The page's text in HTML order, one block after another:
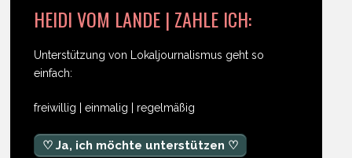
HEIDI VOM LANDE | ZAHLE ICH:
Unterstützung von Lokaljournalismus geht so
einfach:
freiwillig | einmalig | regelmäßig
♡ Ja, ich möchte unterstützen ♡